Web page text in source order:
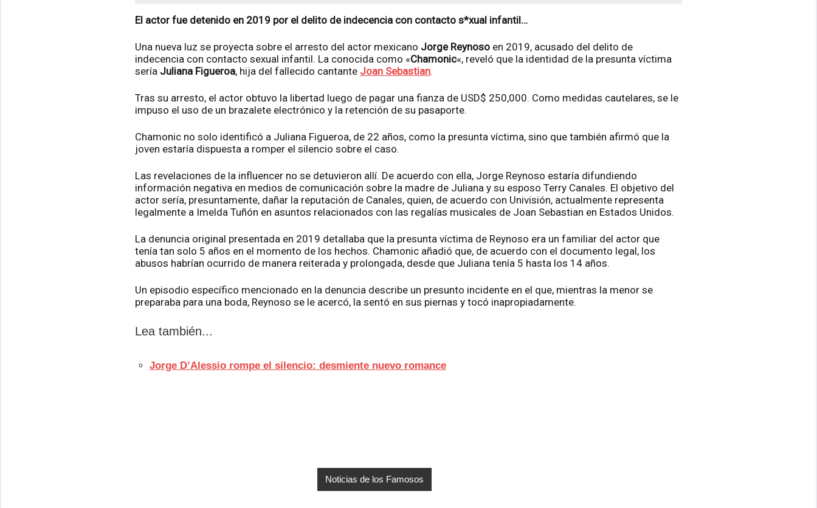
El actor fue detenido en 2019 por el delito de indecencia con contacto s*xual infantil…
Una nueva luz se proyecta sobre el arresto del actor mexicano Jorge Reynoso en 2019, acusado del delito de
indecencia con contacto sexual infantil. La conocida como «Chamonic«, reveló que la identidad de la presunta víctima
sería Juliana Figueroa, hija del fallecido cantante Joan Sebastian.
Tras su arresto, el actor obtuvo la libertad luego de pagar una fianza de USD$ 250,000. Como medidas cautelares, se le
impuso el uso de un brazalete electrónico y la retención de su pasaporte.
Chamonic no solo identificó a Juliana Figueroa, de 22 años, como la presunta víctima, sino que también afirmó que la
joven estaría dispuesta a romper el silencio sobre el caso.
Las revelaciones de la influencer no se detuvieron allí. De acuerdo con ella, Jorge Reynoso estaría difundiendo
información negativa en medios de comunicación sobre la madre de Juliana y su esposo Terry Canales. El objetivo del
actor sería, presuntamente, dañar la reputación de Canales, quien, de acuerdo con Univisión, actualmente representa
legalmente a Imelda Tuñón en asuntos relacionados con las regalías musicales de Joan Sebastian en Estados Unidos.
La denuncia original presentada en 2019 detallaba que la presunta víctima de Reynoso era un familiar del actor que
tenía tan solo 5 años en el momento de los hechos. Chamonic añadió que, de acuerdo con el documento legal, los
abusos habrían ocurrido de manera reiterada y prolongada, desde que Juliana tenía 5 hasta los 14 años.
Un episodio específico mencionado en la denuncia describe un presunto incidente en el que, mientras la menor se
preparaba para una boda, Reynoso se le acercó, la sentó en sus piernas y tocó inapropiadamente.
Lea también...
Jorge D’Alessio rompe el silencio: desmiente nuevo romance
Noticias de los Famosos